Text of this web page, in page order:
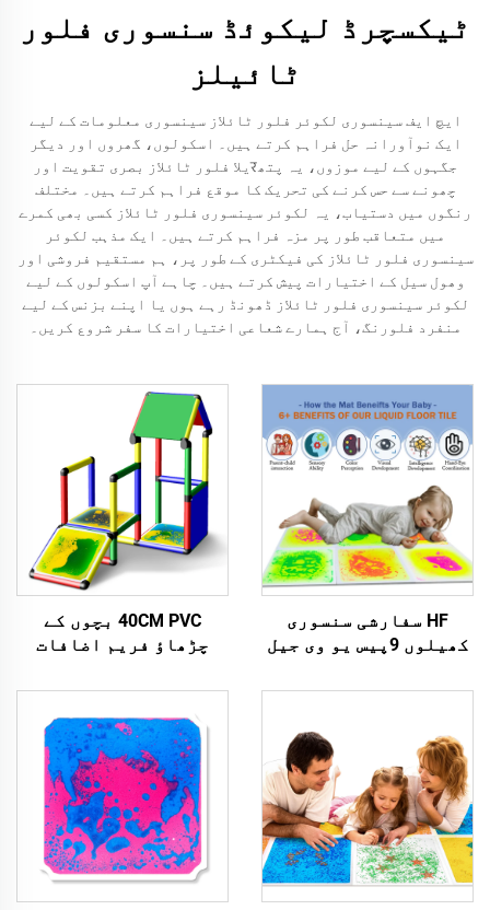
ٹیکسچرڈ لیکوئڈ سنسوری فلور
ٹائیلز
ایچ ایف سینسوری لکوئر فلور ٹائلاز سینسوری معلومات کے لیے
ایک نوآورانہ حل فراہم کرتے ہیں۔ اسکولوں، گھروں اور دیگر
جگہوں کے لیے موزوں، یہ پتھरیلا فلور ٹائلاز بصری تقویت اور
چھونے سے حس کرنے کی تحریک کا موقع فراہم کرتے ہیں۔ مختلف
رنگوں میں دستیاب، یہ لکوئر سینسوری فلور ٹائلاز کسی بھی کمرے
میں متعاقب طور پر مزہ فراہم کرتے ہیں۔ ایک مذہب لکوئر
سینسوری فلور ٹائلاز کی فیکٹری کے طور پر، ہم مستقیم فروشی اور
وھول سیل کے اختیارات پیش کرتے ہیں۔ چاہے آپ اسکولوں کے لیے
لکوئر سینسوری فلور ٹائلاز ڈھونڈ رہے ہوں یا اپنے بزنس کے لیے
منفرد فلورنگ، آج ہمارے شعاعی اختیارات کا سفر شروع کریں۔
HF سفارشی سنسوری
کھیلوں 9پیس یو وی جیل
سنسوری میٹس سنسوری
لئے خودپسند فجیٹس
40CM PVC بچوں کے
چڑھاؤ فریم اضافات
لیک سنسوری فلور
ٹائیلز 0-14 سال کے لئے